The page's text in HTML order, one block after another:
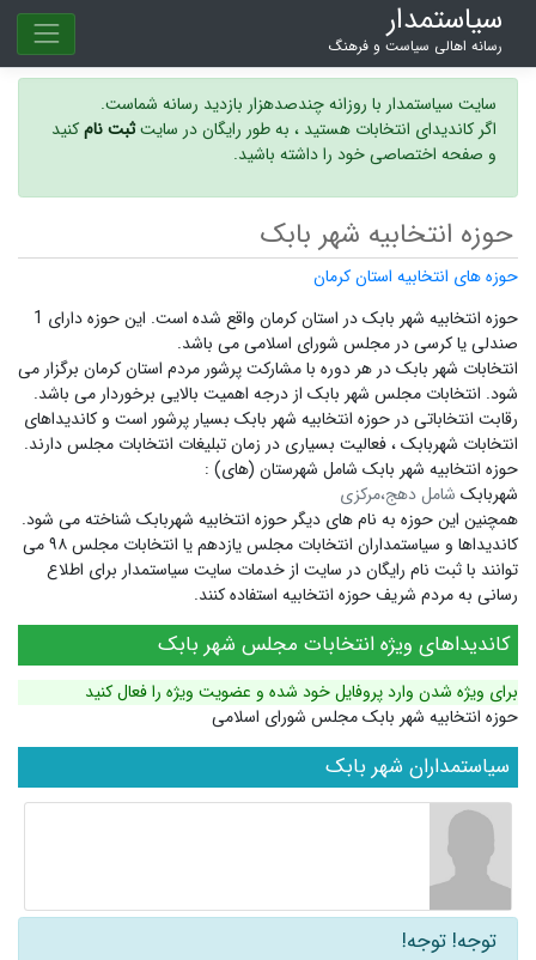
سیاستمدار
رسانه اهالی سیاست و فرهنگ
سایت سیاستمدار با روزانه چندصدهزار بازدید رسانه شماست.
اگر کاندیدای انتخابات هستید ، به طور رایگان در سایتثبت نامکنید
و صفحه اختصاصی خود را داشته باشید.
حوزه انتخابیه شهر بابک
حوزه های انتخابیه استان کرمان
حوزه انتخابیه شهر بابک در استان کرمان واقع شده است. این حوزه دارای 1
صندلی یا کرسی در مجلس شورای اسلامی می باشد.
انتخابات شهر بابک در هر دوره با مشارکت پرشور مردم استان کرمان برگزار می
شود. انتخابات مجلس شهر بابک از درجه اهمیت بالایی برخوردار می باشد.
رقابت انتخاباتی در حوزه انتخابیه شهر بابک بسیار پرشور است و کاندیداهای
انتخابات شهربابک ،فعالیت بسیاری در زمان تبلیغات انتخابات مجلس دارند.
حوزه انتخابیه شهر بابک شامل شهرستان (های) :
شهربابک شامل دهج،مرکزی
همچنین این حوزه به نام های دیگر حوزه انتخابیه شهربابک شناخته می شود.
کاندیداها و سیاستمداران انتخابات مجلس یازدهم یا انتخابات مجلس ۹۸ می
توانند با ثبت نام رایگان در سایت از خدمات سایت سیاستمدار برای اطلاع
رسانی به مردم شریف حوزه انتخابیه استفاده کنند.
کاندیداهای ویژه انتخابات مجلس شهر بابک
برای ویژه شدن وارد پروفایل خود شده و عضویت ویژه را فعال کنید
حوزه انتخابیه شهر بابک مجلس شورای اسلامی
سیاستمداران شهر بابک
توجه! توجه!